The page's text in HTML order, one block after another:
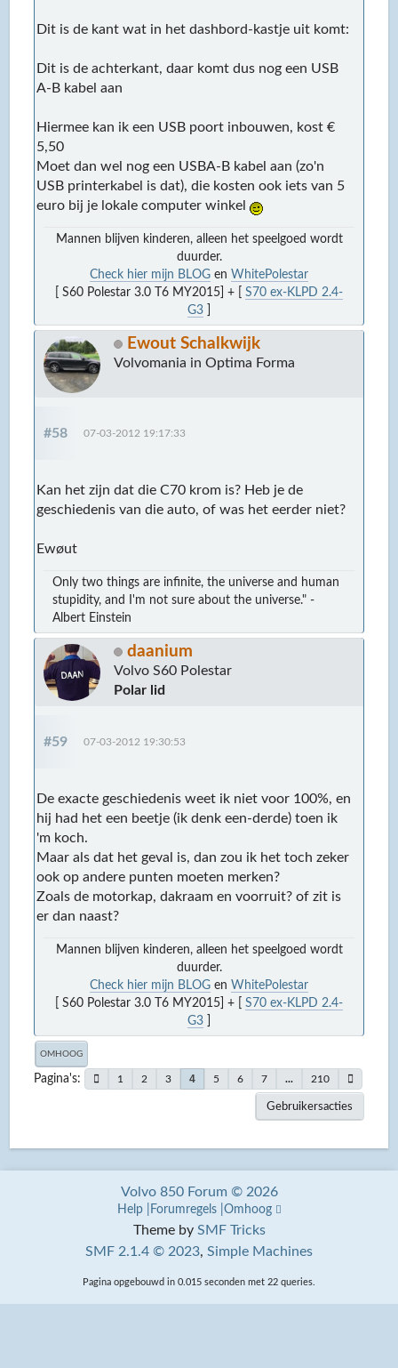
Dit is de kant wat in het dashbord-kastje uit komt:
Dit is de achterkant, daar komt dus nog een USB
A-B kabel aan
Hiermee kan ik een USB poort inbouwen, kost €
5,50
Moet dan wel nog een USBA-B kabel aan (zo'n
USB printerkabel is dat), die kosten ook iets van 5
euro bij je lokale computer winkel
Mannen blijven kinderen, alleen het speelgoed wordt
duurder.
Check hier mijn BLOG en WhitePolestar
[ S60 Polestar 3.0 T6 MY2015] + [ S70 ex-KLPD 2.4-
G3
Ewout Schalkwijk
Volvomania in Optima Forma
#58 07-03-2012 19:17:33
Kan het zijn dat die C70 krom is? Heb je de
geschiedenis van die auto, of was het eerder niet?
Ewøut
Only two things are infinite, the universe and human
stupidity, and I'm not sure about the universe." -
Albert Einstein
daanium
Volvo S60 Polestar
Polar lid
#59 07-03-2012 19:30:53
De exacte geschiedenis weet ik niet voor 100%, en
hij had het een beetje (ik denk een-derde) toen ik
'm koch.
Maar als dat het geval is, dan zou ik het toch zeker
ook op andere punten moeten merken?
Zoals de motorkap, dakraam en voorruit? of zit is
er dan naast?
Mannen blijven kinderen, alleen het speelgoed wordt
duurder.
Check hier mijn BLOG en WhitePolestar
[ S60 Polestar 3.0 T6 MY2015] + [ S70 ex-KLPD 2.4-
G3
OMHOOG
Pagina's 1 2 3 4 5 6 7 ... 210
Gebruikersacties
Theme by SMF Tricks
SMF 2.1.4 © 2023, Simple Machines
Volvo 850 Forum © 2026
Help Forumregels Omhoog
Pagina opgebouwd in 0.015 seconden met 22 queries.